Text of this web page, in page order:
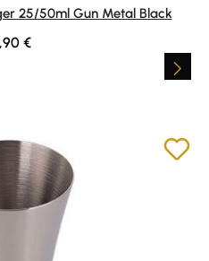
von 5 von 5 Sternen
25/50ml Gun Metal Black
Preis:
€